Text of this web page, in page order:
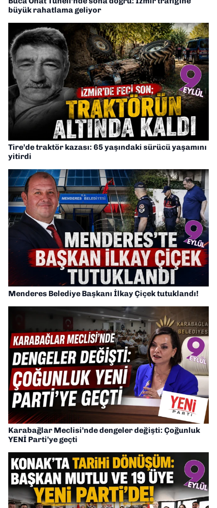
büyük rahatlama geliyor
Tire’de traktör kazası: 65 yaşındaki sürücü yaşamını
yitirdi
Menderes Belediye Başkanı İlkay Çiçek tutuklandı!
Karabağlar Meclisi’nde dengeler değişti: Çoğunluk
YENİ Parti’ye geçti